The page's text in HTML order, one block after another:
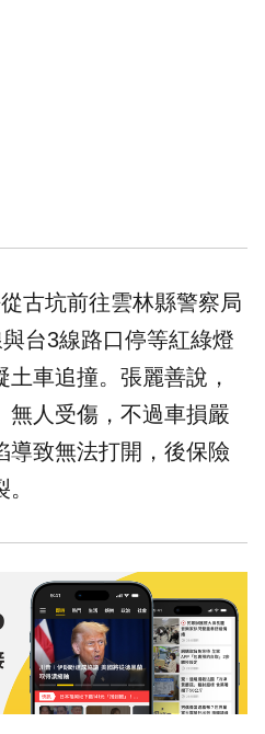
古坑前往雲林縣警察局
台3線路口停等紅綠燈
車追撞。張麗善說，
無人受傷，不過車損嚴
導致無法打開，後保險